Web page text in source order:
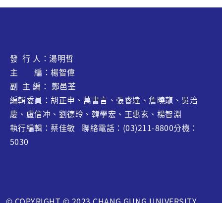
發 行 人：湯明哲
主 編：楊智偉
副 主 編： 鄭邑荃
編輯委員：胡正申、萬書言、張睿達、詹曉龍 、吳治
慶、盧信冲、劉德玲、韓學宏、王惠玄、 楊智淵
執行編輯：蔡佳敏 聯絡電話：(03)211-8800分機：
5030